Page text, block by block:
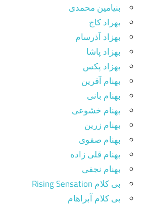
بنیامین محمدی
بهراد کاج
بهزاد آذرسام
بهزاد پاشا
بهزاد پکس
بهنام آفرین
بهنام بانی
بهنام خشوعی
بهنام زرین
بهنام صفوی
بهنام قلی زاده
بهنام نجفی
بی کلام Rising Sensation
بی کلام آبراهام